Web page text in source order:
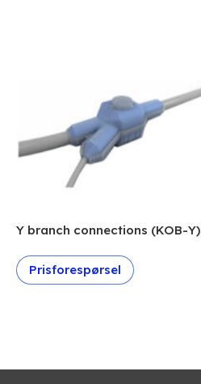
Y branch connections (KOB-Y)
Prisforespørsel